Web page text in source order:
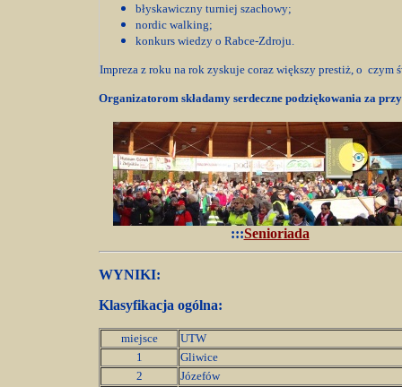
błyskawiczny turniej szachowy;
nordic walking;
konkurs wiedzy o Rabce-Zdroju.
Impreza z roku na rok zyskuje coraz większy prestiż, o
Organizatorom składamy serdeczne podziękowania za
:::Senioriada
WYNIKI:
Klasyfikacja ogólna:
miejsce
UTW
1
Gliwice
2
Józefów